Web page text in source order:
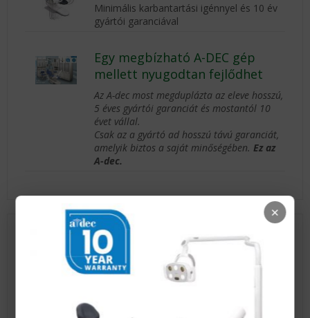
Minimális karbantartási igénnyel és 10 év
gyártói garanciával
Egy megbízható A-DEC gép
mellett nyugodtan fejlődhet
Az A-dec most megduplázta az eleve hosszú,
5 éves gyártói garanciát és mostantól 10
évet vállal.
Csak az a gyártó ad hosszú távú garanciát,
amelyik biztos a saját minőségében. Ez az
A-dec.
Aktuális fogászati híreink
CBCT felvételek
Elégedett a röntgenközpontok CBCT
×